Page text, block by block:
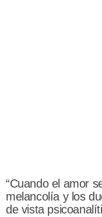
“Cuando el amor
melancolía y los
de vista